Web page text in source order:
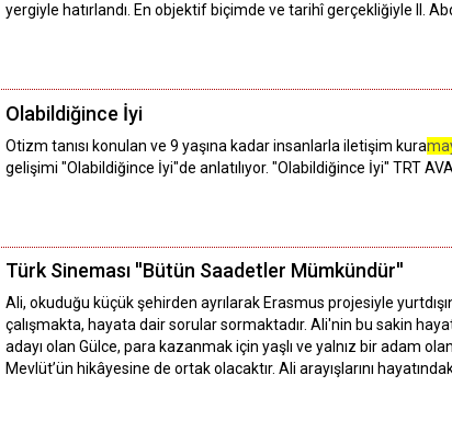
yergiyle hatırlandı. En objektif biçimde ve tarihî gerçekliğiyle II.
Olabildiğince İyi
Otizm tanısı konulan ve 9 yaşına kadar insanlarla iletişim kura
gelişimi "Olabildiğince İyi"de anlatılıyor. "Olabildiğince İyi" TRT
Türk Sineması ''Bütün Saadetler Mümkündür''
Ali, okuduğu küçük şehirden ayrılarak Erasmus projesiyle
çalışmakta, hayata dair sorular sormaktadır. Ali'nin bu sakin
adayı olan Gülce, para kazanmak için yaşlı ve yalnız bir adam olan
Mevlüt’ün hikâyesine de ortak olacaktır. Ali arayışlarını